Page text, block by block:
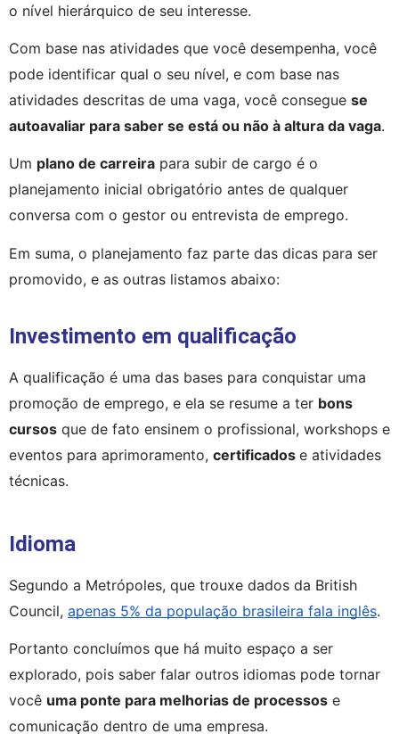
o nível hierárquico de seu interesse.
Com base nas atividades que você desempenha, você
pode identificar qual o seu nível, e com base nas
atividades descritas de uma vaga, você consegue se
autoavaliar para saber se está ou não à altura da vaga.
Um plano de carreira para subir de cargo é o
planejamento inicial obrigatório antes de qualquer
conversa com o gestor ou entrevista de emprego.
Em suma, o planejamento faz parte das dicas para ser
promovido, e as outras listamos abaixo:
Investimento em qualificação
A qualificação é uma das bases para conquistar uma
promoção de emprego, e ela se resume a ter bons
cursos que de fato ensinem o profissional, workshops e
eventos para aprimoramento, certificados e atividades
técnicas.
Idioma
Segundo a Metrópoles, que trouxe dados da British
Council, apenas 5% da população brasileira fala inglês.
Portanto concluímos que há muito espaço a ser
explorado, pois saber falar outros idiomas pode tornar
você uma ponte para melhorias de processos e
comunicação dentro de uma empresa.